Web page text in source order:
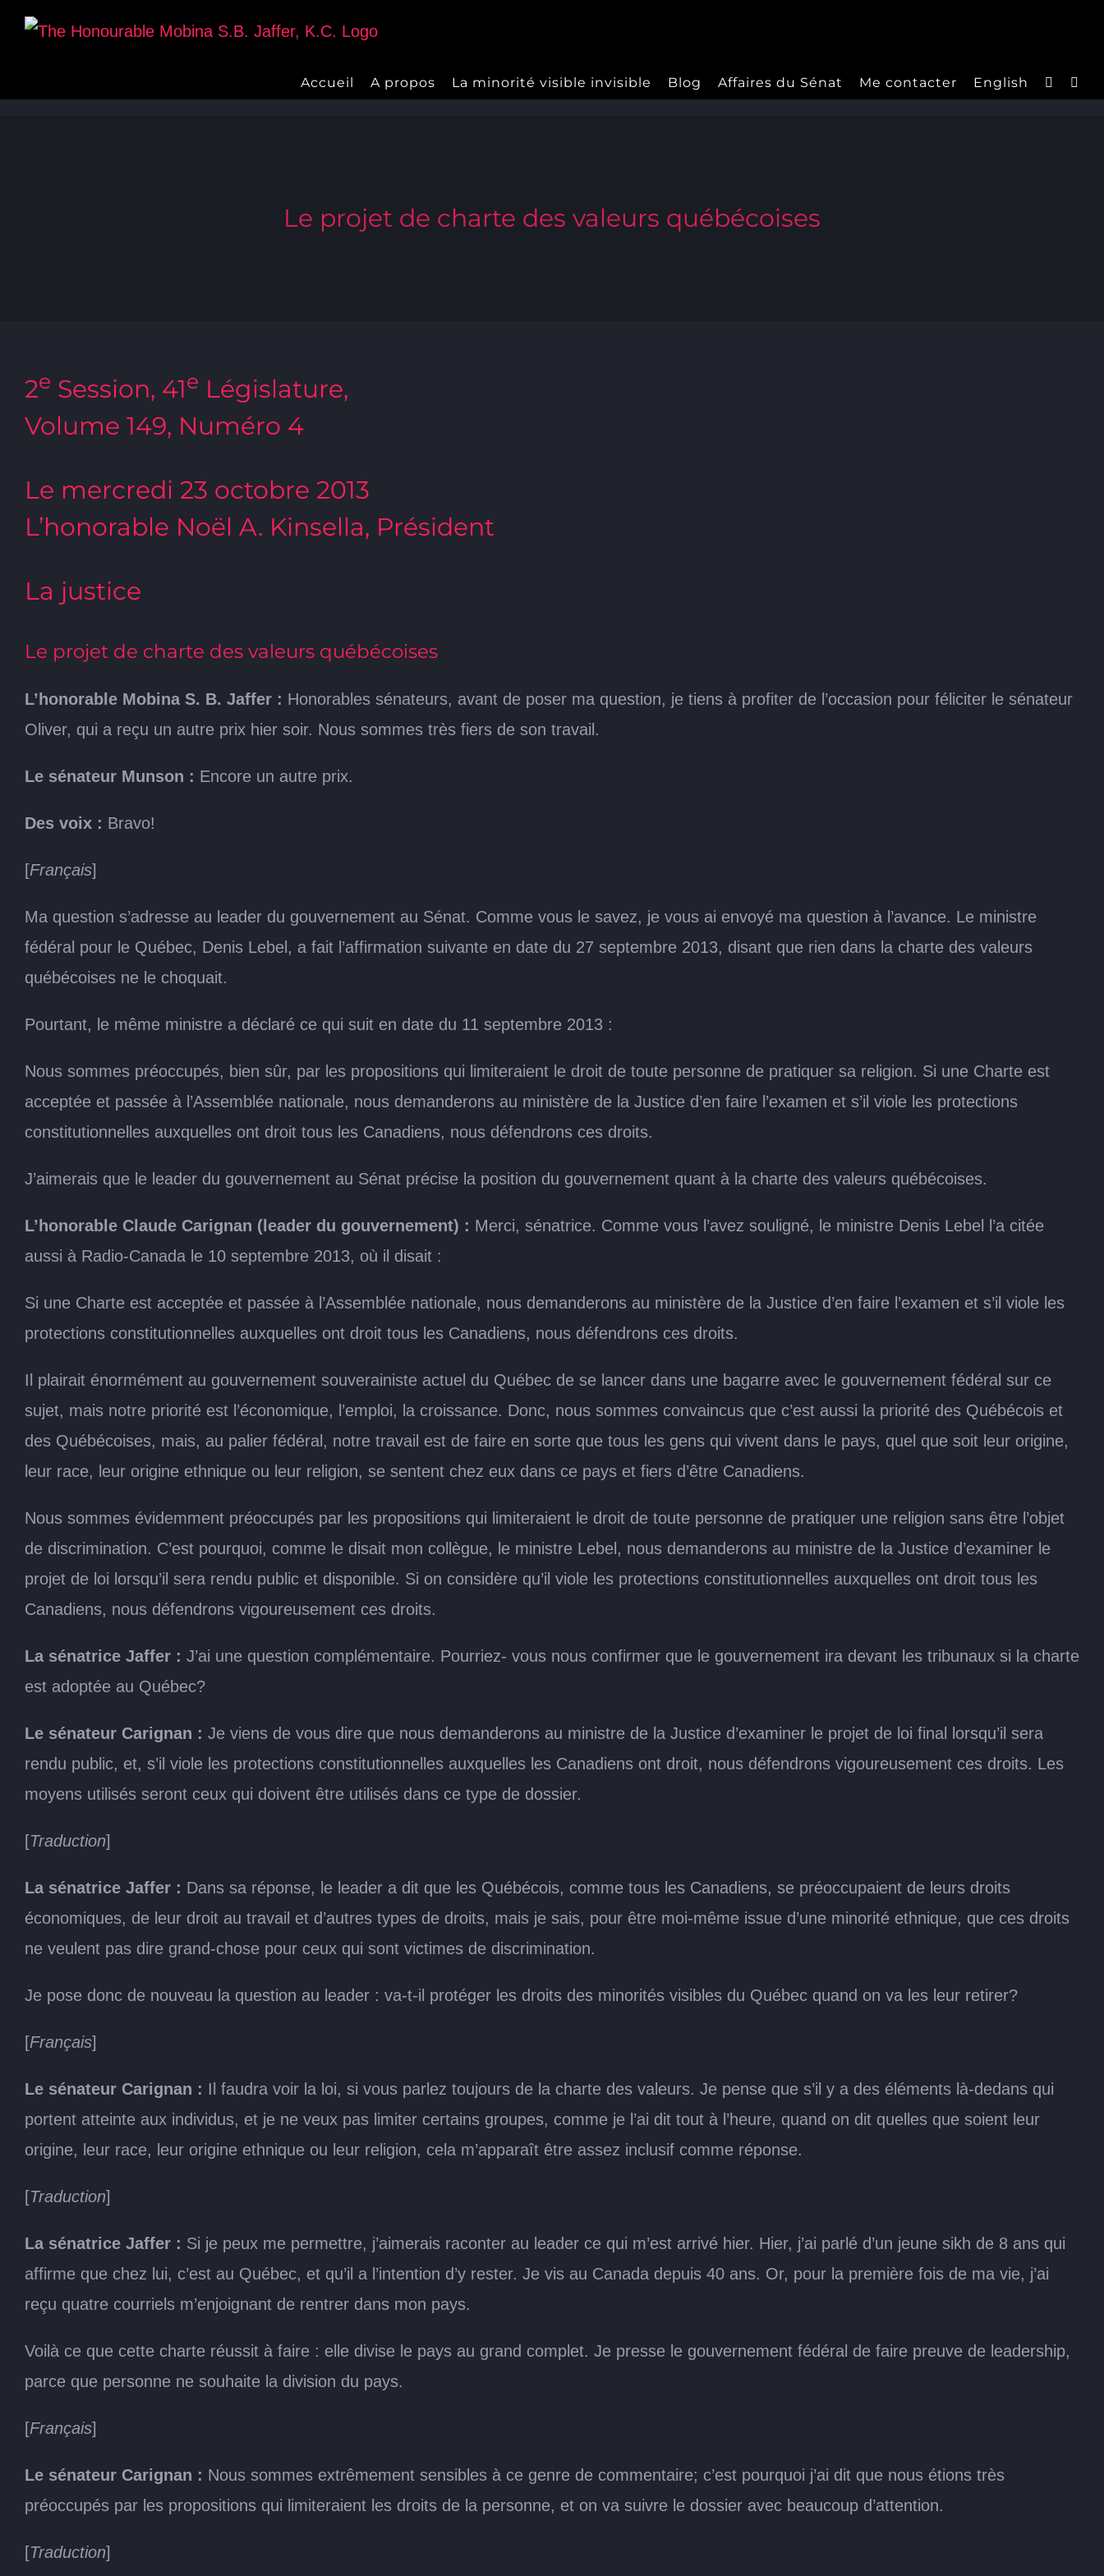
Skip
Accueil A propos La minorité visible invisible Blog Affaires du Sénat Me contacter English
Le projet de charte des valeurs québécoises
2e Session, 41e Législature,
Volume 149, Numéro 4
Le mercredi 23 octobre 2013
L’honorable Noël A. Kinsella, Président
La justice
Le projet de charte des valeurs québécoises
L’honorable Mobina S. B. Jaffer : Honorables sénateurs, avant de poser ma question, je tiens à profiter de l’occasion pour féliciter le sénateur
Oliver, qui a reçu un autre prix hier soir. Nous sommes très fiers de son travail.
Le sénateur Munson : Encore un autre prix.
Des voix : Bravo!
[Français]
Ma question s’adresse au leader du gouvernement au Sénat. Comme vous le savez, je vous ai envoyé ma question à l’avance. Le ministre
fédéral pour le Québec, Denis Lebel, a fait l’affirmation suivante en date du 27 septembre 2013, disant que rien dans la charte des valeurs
québécoises ne le choquait.
Pourtant, le même ministre a déclaré ce qui suit en date du 11 septembre 2013 :
Nous sommes préoccupés, bien sûr, par les propositions qui limiteraient le droit de toute personne de pratiquer sa religion. Si une Charte est
acceptée et passée à l’Assemblée nationale, nous demanderons au ministère de la Justice d’en faire l’examen et s’il viole les protections
constitutionnelles auxquelles ont droit tous les Canadiens, nous défendrons ces droits.
J’aimerais que le leader du gouvernement au Sénat précise la position du gouvernement quant à la charte des valeurs québécoises.
L’honorable Claude Carignan (leader du gouvernement) : Merci, sénatrice. Comme vous l’avez souligné, le ministre Denis Lebel l’a citée
aussi à Radio-Canada le 10 septembre 2013, où il disait :
Si une Charte est acceptée et passée à l’Assemblée nationale, nous demanderons au ministère de la Justice d’en faire l’examen et s’il viole les
protections constitutionnelles auxquelles ont droit tous les Canadiens, nous défendrons ces droits.
Il plairait énormément au gouvernement souverainiste actuel du Québec de se lancer dans une bagarre avec le gouvernement fédéral sur ce
sujet, mais notre priorité est l’économique, l’emploi, la croissance. Donc, nous sommes convaincus que c’est aussi la priorité des Québécois et
des Québécoises, mais, au palier fédéral, notre travail est de faire en sorte que tous les gens qui vivent dans le pays, quel que soit leur origine,
leur race, leur origine ethnique ou leur religion, se sentent chez eux dans ce pays et fiers d’être Canadiens.
Nous sommes évidemment préoccupés par les propositions qui limiteraient le droit de toute personne de pratiquer une religion sans être l’objet
de discrimination. C’est pourquoi, comme le disait mon collègue, le ministre Lebel, nous demanderons au ministre de la Justice d’examiner le
projet de loi lorsqu’il sera rendu public et disponible. Si on considère qu’il viole les protections constitutionnelles auxquelles ont droit tous les
Canadiens, nous défendrons vigoureusement ces droits.
La sénatrice Jaffer : J’ai une question complémentaire. Pourriez- vous nous confirmer que le gouvernement ira devant les tribunaux si la charte
est adoptée au Québec?
Le sénateur Carignan : Je viens de vous dire que nous demanderons au ministre de la Justice d’examiner le projet de loi final lorsqu’il sera
rendu public, et, s’il viole les protections constitutionnelles auxquelles les Canadiens ont droit, nous défendrons vigoureusement ces droits. Les
moyens utilisés seront ceux qui doivent être utilisés dans ce type de dossier.
[Traduction]
La sénatrice Jaffer : Dans sa réponse, le leader a dit que les Québécois, comme tous les Canadiens, se préoccupaient de leurs droits
économiques, de leur droit au travail et d’autres types de droits, mais je sais, pour être moi-même issue d’une minorité ethnique, que ces droits
ne veulent pas dire grand-chose pour ceux qui sont victimes de discrimination.
Je pose donc de nouveau la question au leader : va-t-il protéger les droits des minorités visibles du Québec quand on va les leur retirer?
[Français]
Le sénateur Carignan : Il faudra voir la loi, si vous parlez toujours de la charte des valeurs. Je pense que s’il y a des éléments là-dedans qui
portent atteinte aux individus, et je ne veux pas limiter certains groupes, comme je l’ai dit tout à l’heure, quand on dit quelles que soient leur
origine, leur race, leur origine ethnique ou leur religion, cela m’apparaît être assez inclusif comme réponse.
[Traduction]
La sénatrice Jaffer : Si je peux me permettre, j’aimerais raconter au leader ce qui m’est arrivé hier. Hier, j’ai parlé d’un jeune sikh de 8 ans qui
affirme que chez lui, c’est au Québec, et qu’il a l’intention d’y rester. Je vis au Canada depuis 40 ans. Or, pour la première fois de ma vie, j’ai
reçu quatre courriels m’enjoignant de rentrer dans mon pays.
Voilà ce que cette charte réussit à faire : elle divise le pays au grand complet. Je presse le gouvernement fédéral de faire preuve de leadership,
parce que personne ne souhaite la division du pays.
[Français]
Le sénateur Carignan : Nous sommes extrêmement sensibles à ce genre de commentaire; c’est pourquoi j’ai dit que nous étions très
préoccupés par les propositions qui limiteraient les droits de la personne, et on va suivre le dossier avec beaucoup d’attention.
[Traduction]